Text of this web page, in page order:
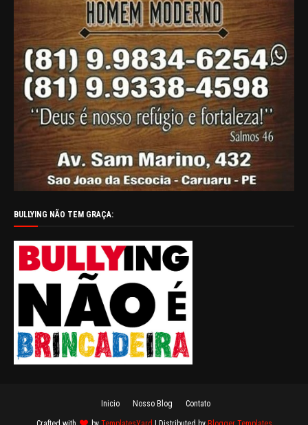
BULLYING NÃO TEM GRAÇA:
Inicio Nosso Blog Contato